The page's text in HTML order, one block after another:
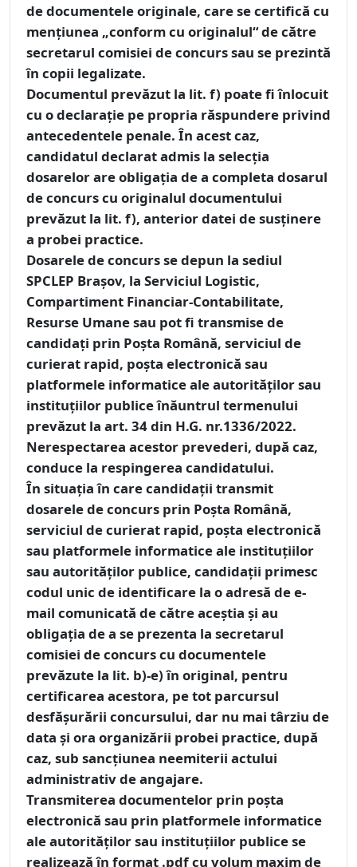
de documentele originale, care se certifică cu
menţiunea „conform cu originalul“ de către
secretarul comisiei de concurs sau se prezintă
în copii legalizate.
Documentul prevăzut la lit. f) poate fi înlocuit
cu o declaraţie pe propria răspundere privind
antecedentele penale. În acest caz,
candidatul declarat admis la selecţia
dosarelor are obligaţia de a completa dosarul
de concurs cu originalul documentului
prevăzut la lit. f), anterior datei de susţinere
a probei practice.
Dosarele de concurs se depun la sediul
SPCLEP Brașov, la Serviciul Logistic,
Compartiment Financiar-Contabilitate,
Resurse Umane sau pot fi transmise de
candidaţi prin Poşta Română, serviciul de
curierat rapid, poşta electronică sau
platformele informatice ale autorităţilor sau
instituţiilor publice înăuntrul termenului
prevăzut la art. 34 din H.G. nr.1336/2022.
Nerespectarea acestor prevederi, după caz,
conduce la respingerea candidatului.
În situaţia în care candidaţii transmit
dosarele de concurs prin Poşta Română,
serviciul de curierat rapid, poşta electronică
sau platformele informatice ale instituţiilor
sau autorităţilor publice, candidaţii primesc
codul unic de identificare la o adresă de e-
mail comunicată de către aceştia şi au
obligaţia de a se prezenta la secretarul
comisiei de concurs cu documentele
prevăzute la lit. b)-e) în original, pentru
certificarea acestora, pe tot parcursul
desfăşurării concursului, dar nu mai târziu de
data şi ora organizării probei practice, după
caz, sub sancţiunea neemiterii actului
administrativ de angajare.
Transmiterea documentelor prin poşta
electronică sau prin platformele informatice
ale autorităţilor sau instituţiilor publice se
realizează în format .pdf cu volum maxim de